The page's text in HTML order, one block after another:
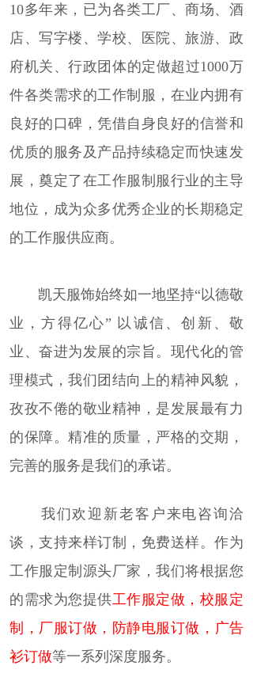
10多年来，已为各类工厂、商场、酒
店、写字楼、学校、医院、旅游、政
府机关、行政团体的定做超过1000万
件各类需求的工作制服， 在业内拥有
良好的口碑，凭借自身良好的信誉和
优质的服务及产品持续稳定而快速发
展，奠定了在工作服制服行业的主导
地位，成为众多优秀企业的长期稳定
的工作服供应商。
凯天服饰始终如一地坚持“以德敬
业，方得亿心” 以诚信、创新、敬
业、奋进为发展的宗旨。现代化的管
理模式，我们团结向上的精神风貌，
孜孜不倦的敬业精神，是发展最有力
的保障。精准的质量，严格的交期，
完善的服务是我们的承诺。
我们欢迎新老客户来电咨询洽
谈，支持来样订制，免费送样。作为
工作服定制源头厂家，我们将根据您
的需求为您提供工作服定做 ， 校服定
制
， 厂服订做 ， 防静电服订做 ， 广告
衫订做等一系列深度服务。